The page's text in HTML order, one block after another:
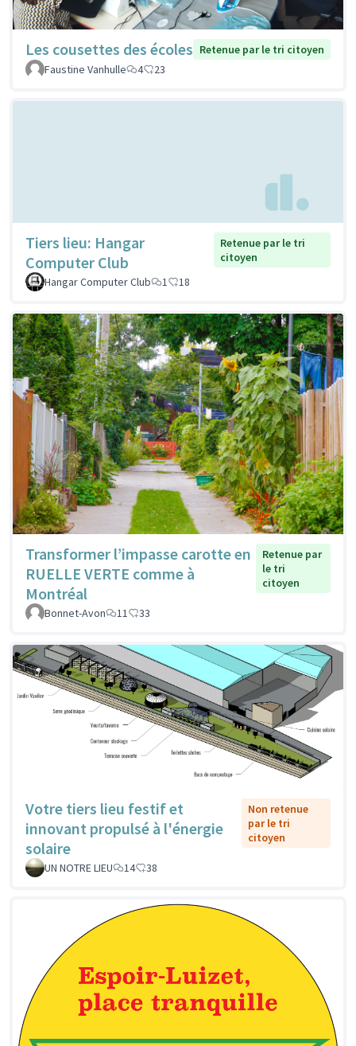
Les cousettes des écoles Retenue par le tri citoyen
Faustine Vanhulle
4 23
Tiers lieu: Hangar
Computer Club
Retenue par le tri
citoyen
Hangar Computer Club
1 18
Transformer l’impasse carotte en
RUELLE VERTE comme à
Montréal
Retenue par
le tri
citoyen
Bonnet-Avon 11 33
Votre tiers lieu festif et
innovant propulsé à l'énergie
solaire
Non retenue
par le tri
citoyen
UN NOTRE LIEU 14 38